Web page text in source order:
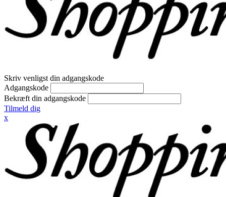
Skriv venligst din adgangskode
Adgangskode
Bekræft din adgangskode
Tilmeld dig
x